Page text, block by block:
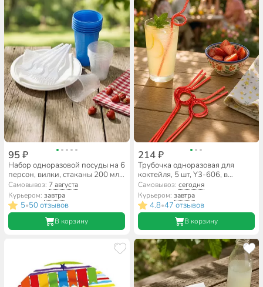
95 ₽
Набор одноразовой посуды на 6
персон, вилки, стаканы 200 мл,
стаканы 100 мл, тарелки,
салфетки, Мистерия, Турист,
187060
Самовывоз: 7 августа
Курьером:завтра
5•50 отзывов
В корзину
214 ₽
Трубочка одноразовая для
коктейля, 5 шт, Y3-606, в
ассортименте
Самовывоз: сегодня
Курьером: завтра
4.8•47 отзывов
В корзину